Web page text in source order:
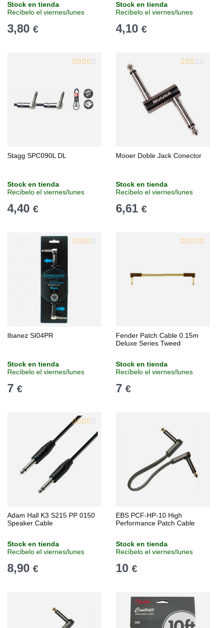
Stock en tienda
Recíbelo el viernes/lunes
3,80 €
Stock en tienda
Recíbelo el viernes/lunes
4,10 €
Stagg SPC090L DL
Stock en tienda
Recíbelo el viernes/lunes
4,40 €
Mooer Doble Jack Conector
Stock en tienda
Recíbelo el viernes/lunes
6,61 €
Ibanez SI04PR
Stock en tienda
Recíbelo el viernes/lunes
7 €
Fender Patch Cable 0.15m
Deluxe Series Tweed
Stock en tienda
Recíbelo el viernes/lunes
7 €
Adam Hall K3 S215 PP 0150
Speaker Cable
Stock en tienda
Recíbelo el viernes/lunes
8,90 €
EBS PCF-HP-10 High
Performance Patch Cable
Stock en tienda
Recíbelo el viernes/lunes
10 €